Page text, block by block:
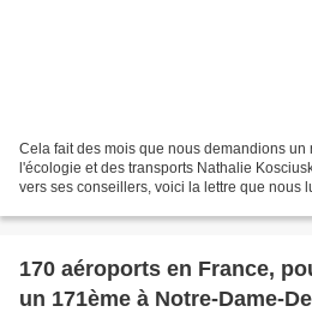
Cela fait des mois que nous demandions un
l'écologie et des transports Nathalie
vers ses conseillers, voici la lettre que nous
170 aéroports en France,
un 171ème à Notre-Dame-